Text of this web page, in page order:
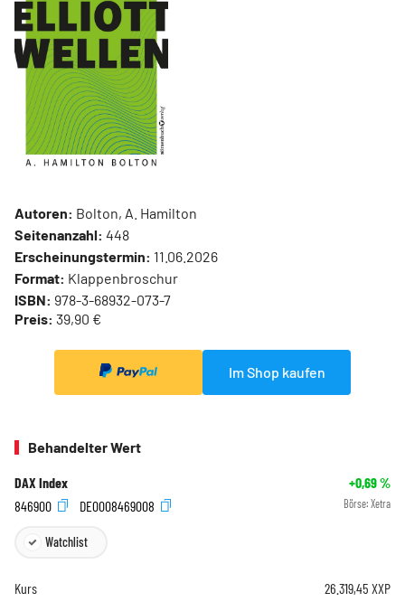
Autoren: Bolton, A. Hamilton
Seitenanzahl: 448
Erscheinungstermin: 11.06.2026
Format: Klappenbroschur
ISBN: 978-3-68932-073-7
Preis: 39,90 €
Im Shop kaufen
Behandelter Wert
DAX Index +0,69%
846900
DE0008469008 Börse: Xetra
Watchlist
Kurs 26.319,45 XXP